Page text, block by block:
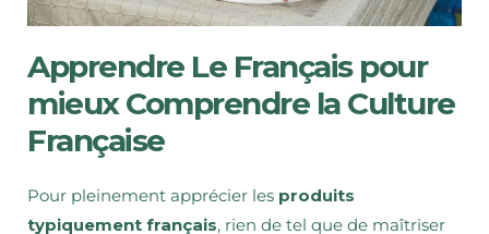
Apprendre Le Français pour
mieux Comprendre la Culture
Française
Pour pleinement apprécier les produits
typiquement français, rien de tel que de maîtriser